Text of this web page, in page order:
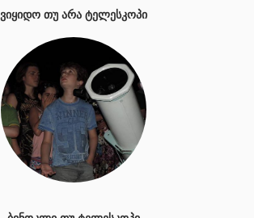
ᲕᲘᲧᲘᲓᲝ ᲗᲣ ᲐᲠᲐ ᲢᲔᲚᲔᲡᲙᲝᲞᲘ